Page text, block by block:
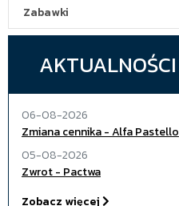
Zabawki
AKTUALNOŚCI
06-08-2026
Zmiana cennika - Alfa Pastello
05-08-2026
Zwrot - Pactwa
Zobacz więcej